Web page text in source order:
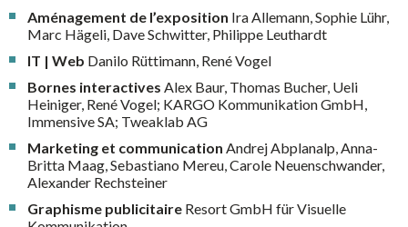
Aménagement de l’exposition Ira Allemann, Sophie Lühr,
Marc Hägeli, Dave Schwitter, Philippe Leuthardt
IT | Web Danilo Rüttimann, René Vogel
Bornes interactives Alex Baur, Thomas Bucher, Ueli
Heiniger, René Vogel; KARGO Kommunikation GmbH,
Immensive SA; Tweaklab AG
Marketing et communication Andrej Abplanalp, Anna-
Britta Maag, Sebastiano Mereu, Carole Neuenschwander,
Alexander Rechsteiner
Graphisme publicitaire Resort GmbH für Visuelle